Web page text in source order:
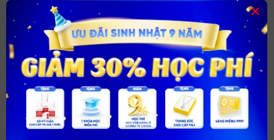
dung dịch xoá xăm mang lại hiệu quả cao, không gây tổn
thương đến làn da sau khi thực hiện. Hơn thế, mọi người
có thể sử dụng để xóa triệt để các màu mực trổ xanh, đỏ,
nâu, da,…
Tất nhiên, không chỉ là phun xăm chân mày mà phun
xăm nghệ thuật vẫn có thể sử dụng dung dịch xoá xăm
Rejuvi.
×